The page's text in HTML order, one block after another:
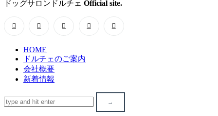
ロ
ン
ド
ル
チ
ドッグサロンドルチェ Official site.
HOME
ドルチェのご案内
会社概要
新着情報